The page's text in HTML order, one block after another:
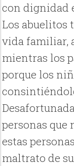
con dignidad
Los abuelitos
vida familiar,
mientras los
porque los
personas que
estas
maltrato de